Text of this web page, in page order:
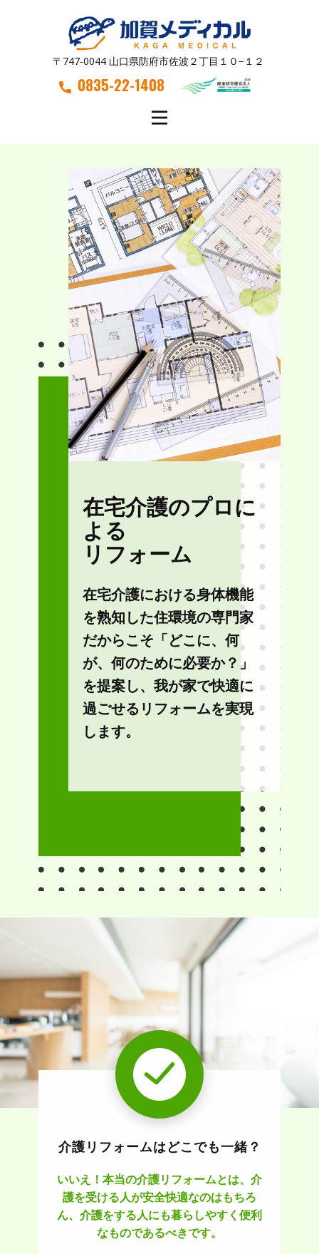
〒747-0044 山口県防府市佐波２丁目１０−１２
0835-22-1408
在宅介護のプロに
よる
リフォーム
在宅介護における身体機能
を熟知した住環境の専門家
だからこそ「どこに、何
が、何のために必要か？」
を提案し、我が家で快適に
過ごせるリフォームを実現
します。
介護リフォームはどこでも一緒？
いいえ！本当の介護リフォームとは、介
護を受ける人が安全快適なのはもちろ
ん、介護をする人にも暮らしやすく便利
なものであるべきです。